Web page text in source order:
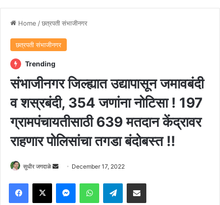
Home /छत्रपती संभाजीनगर
छत्रपती संभाजीनगर
Trending
संभाजीनगर जिल्ह्यात उद्यापासून जमावबंदी
व शस्रबंदी, 354 जणांना नोटिसा ! 197
ग्रामपंचायतीसाठी 639 मतदान केंद्रावर
राहणार पोलिसांचा तगडा बंदोबस्त !!
सुधीर जगदाळे
Send
email
December 17, 2022
Facebook
X MessengerWhatsAppTelegramShare via Email